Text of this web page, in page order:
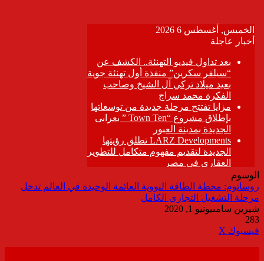
الوسوم
روساتوم: محطة الطاقة النووية العائمة الوحيدة في العالم تدخل
مرحلة التشغيل التجاري الكامل
شيرين سامىيونيو 1, 2020
283
فيسبوك ‫X